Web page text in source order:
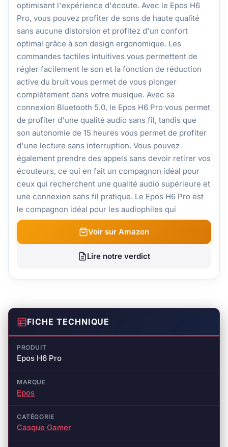
optimisent l'expérience d'écoute. Avec le Epos H6
Pro, vous pouvez profiter de sons de haute qualité
sans aucune distorsion et profitez d'un confort
optimal grâce à son design ergonomique. Les
commandes tactiles intuitives vous permettent de
régler facilement le son et la fonction de réduction
active du bruit vous permet de vous plonger
complètement dans votre musique. Avec sa
connexion Bluetooth 5.0, le Epos H6 Pro vous permet
de profiter d'une qualité audio sans fil, tandis que
son autonomie de 15 heures vous permet de profiter
d'une lecture sans interruption. Vous pouvez
également prendre des appels sans devoir retirer vos
écouteurs, ce qui en fait un compagnon idéal pour
ceux qui recherchent une qualité audio supérieure et
une connexion sans fil pratique. Le Epos H6 Pro est
le compagnon idéal pour les audiophiles qui
Voir sur Amazon
Lire notre verdict
FICHE TECHNIQUE
PRODUIT
Epos H6 Pro
MARQUE
Epos
CATÉGORIE
Casque Gamer